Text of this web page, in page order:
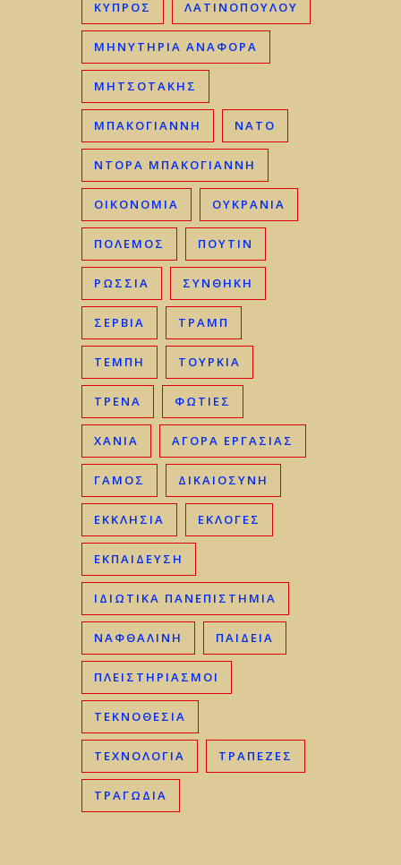
ΚΎΠΡΟΣ ΛΑΤΙΝΟΠΟΥΛΟΥ
ΜΗΝΥΤΗΡΙΑ ΑΝΑΦΟΡΑ
ΜΗΤΣΟΤΆΚΗΣ
ΜΠΑΚΟΓΙΆΝΝΗ ΝΑΤΟ
ΝΤΟΡΑ ΜΠΑΚΟΓΙΑΝΝΗ
ΟΙΚΟΝΟΜΊΑ ΟΥΚΡΑΝΊΑ
ΠΟΛΕΜΟΣ ΠΟΥΤΙΝ
ΡΩΣΣΊΑ ΣΥΝΘΗΚΗ
ΣΕΡΒΊΑ ΤΡΑΜΠ
ΤΈΜΠΗ ΤΟΥΡΚΊΑ
ΤΡΈΝΑ ΦΩΤΙΈΣ
ΧΑΝΙΆ ΑΓΟΡΆ ΕΡΓΑΣΊΑΣ
ΓΑΜΟΣ ΔΙΚΑΙΟΣΎΝΗ
ΕΚΚΛΗΣΊΑ ΕΚΛΟΓΈΣ
ΕΚΠΑΊΔΕΥΣΗ
ΙΔΙΩΤΙΚΆ ΠΑΝΕΠΙΣΤΉΜΙΑ
ΝΑΦΘΑΛΊΝΗ ΠΑΙΔΕΊΑ
ΠΛΕΙΣΤΗΡΙΑΣΜΟΊ
ΤΕΚΝΟΘΕΣΊΑ
ΤΕΧΝΟΛΟΓΊΑ ΤΡΆΠΕΖΕΣ
ΤΡΑΓΩΔΊΑ